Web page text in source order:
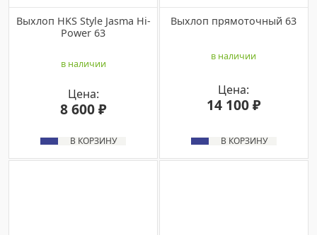
Выхлоп HKS Style Jasma Hi-
Рowеr 63
в наличии
Цена:
8 600 ₽
В КОРЗИНУ
Bыхлоп пpямоточный 63
в наличии
Цена:
14 100 ₽
В КОРЗИНУ